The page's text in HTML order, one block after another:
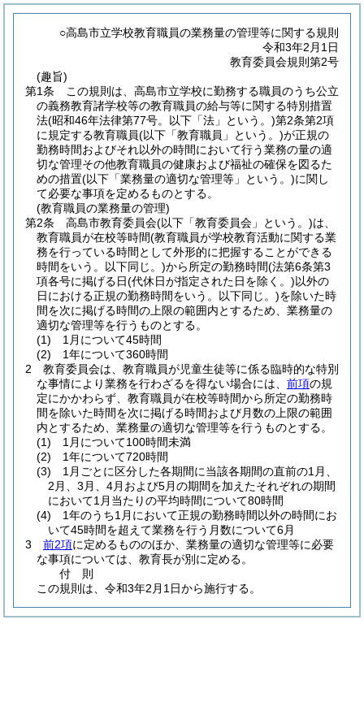
○高島市立学校教育職員の業務量の管理等に関する規則
令和3年2月1日
教育委員会規則第2号
(趣旨)
第1条
この規則は、高島市立学校に勤務する職員のうち公立
の義務教育諸学校等の教育職員の給与等に関する特別措置
法(昭和46年法律第77号。以下「法」という。)第2条第2項
に規定する教育職員(以下「教育職員」という。)が正規の
勤務時間およびそれ以外の時間において行う業務の量の適
切な管理その他教育職員の健康および福祉の確保を図るた
めの措置(以下「業務量の適切な管理等」という。)に関し
て必要な事項を定めるものとする。
(教育職員の業務量の管理)
第2条
高島市教育委員会(以下「教育委員会」という。)は、
教育職員が在校等時間(教育職員が学校教育活動に関する業
務を行っている時間として外形的に把握することができる
時間をいう。以下同じ。)から所定の勤務時間(法第6条第3
項各号に掲げる日(代休日が指定された日を除く。)以外の
日における正規の勤務時間をいう。以下同じ。)を除いた時
間を次に掲げる時間の上限の範囲内とするため、業務量の
適切な管理等を行うものとする。
(1)
1月について45時間
(2)
1年について360時間
2
教育委員会は、教育職員が児童生徒等に係る臨時的な特別
な事情により業務を行わざるを得ない場合には、 前項の規
定にかかわらず、教育職員が在校等時間から所定の勤務時
間を除いた時間を次に掲げる時間および月数の上限の範囲
内とするため、業務量の適切な管理等を行うものとする。
(1)
1月について100時間未満
(2)
1年について720時間
(3)
1月ごとに区分した各期間に当該各期間の直前の1月、
2月、3月、4月および5月の期間を加えたそれぞれの期間
において1月当たりの平均時間について80時間
(4)
1年のうち1月において正規の勤務時間以外の時間にお
いて45時間を超えて業務を行う月数について6月
3
前2項に定めるもののほか、業務量の適切な管理等に必要
な事項については、教育長が別に定める。
付 則
この規則は、令和3年2月1日から施行する。